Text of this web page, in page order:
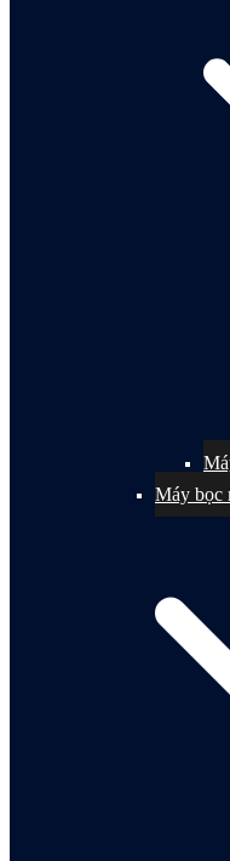
Máy bọc